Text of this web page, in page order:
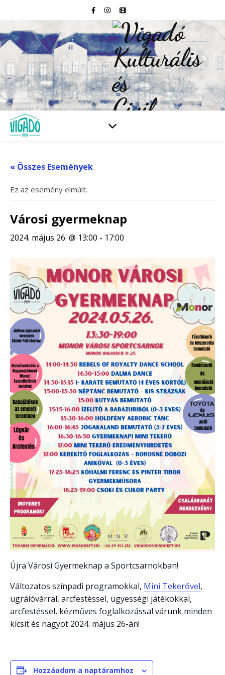
« Összes Események
Ez az esemény elmúlt.
Városi gyermeknap
2024. május 26. @ 13:00 - 17:00
Újra Városi Gyermeknap a Sportcsarnokban!
Változatos színpadi programokkal, Mini Tekerővel,
ugrálóvárral, arcfestéssel, ügyességi játékokkal,
arcfestéssel, kézműves foglalkozással várunk minden
kicsit és nagyot 2024. május 26-án!
Hozzáadom a naptáramhoz